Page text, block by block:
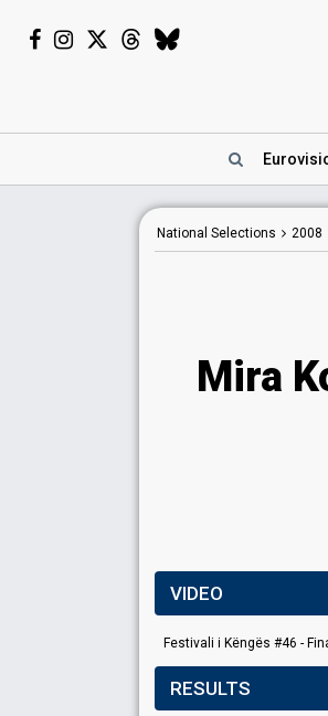
National Selections 2008
Mira
VIDEO
Festivali i Këngës #46 -
RESULTS